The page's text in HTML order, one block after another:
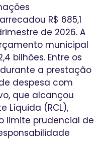
R$ 685,1
de 2026. A
municipal
bilhões. Entre os
a prestação
despesa com
que alcançou
Líquida (RCL),
limite prudencial de